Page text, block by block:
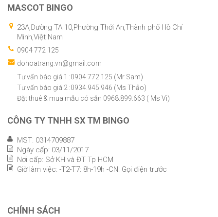
MASCOT BINGO
23A,Đường TA 10,Phường Thới An,Thành phố Hồ Chí
Minh,Việt Nam
0904 772 125
dohoatrang.vn@gmail.com
Tư vấn báo giá 1 :0904.772.125 (Mr Sam)
Tư vấn báo giá 2 :0934.945.946 (Ms Thảo)
Đặt thuê & mua mẫu có sẵn 0968.899.663 ( Ms Vi)
CÔNG TY TNHH SX TM BINGO
MST: 0314709887
Ngày cấp: 03/11/2017
Nơi cấp: Sở KH và ĐT Tp HCM
Giờ làm việc: -T2-T7: 8h-19h -CN: Gọi điện trước
CHÍNH SÁCH